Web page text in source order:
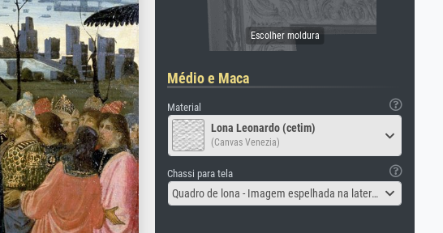
Médio e Maca
Material
Lona Leonardo (cetim)
(Canvas Venezia)
Chassi para tela
Quadro de lona - Imagem espelhada na lateral